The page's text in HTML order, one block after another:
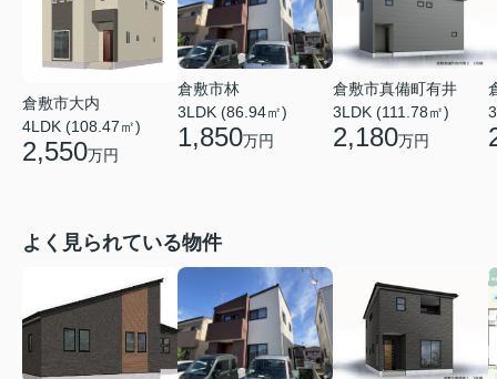
倉敷市大内
4LDK (108.47㎡)
2,550万円
倉敷市林
3LDK (86.94㎡)
1,850万円
倉敷市真備町有井
3LDK (111.78㎡)
2,180万円
よく見られている物件